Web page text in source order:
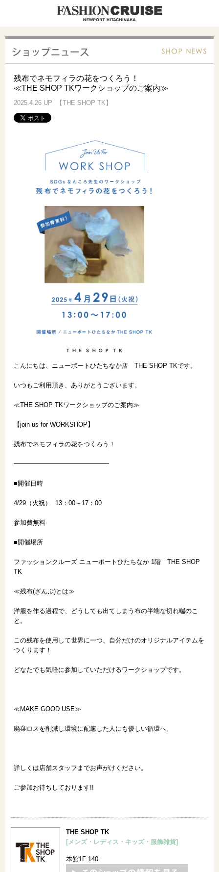
残布でネモフィラの花をつくろう！
≪THE SHOP TKワークショップのご案内≫
2025.4.26 UP 【THE SHOP TK】
こんにちは、ニューポートひたちなか店 THE SHOP TKです。
いつもご利用頂き、ありがとうございます。
≪THE SHOP TKワークショップのご案内≫
【join us for WORKSHOP】
残布でネモフィラの花をつくろう！
━━━━━━━━━━━━━━━
■開催日時
4/29（火祝） 13：00～17：00
参加費無料
■開催場所
ファッションクルーズ ニューポートひたちなか 1階 THE SHOP
TK
≪残布(ざんぷ)とは≫
洋服を作る過程で、どうしても出てしまう布の半端な切れ端のこ
と。
この残布を使用して世界に一つ、自分だけのオリジナルアイテムを
つくります！
どなたでも気軽に参加していただけるワークショップです。
≪MAKE GOOD USE≫
廃棄ロスを削減し環境に配慮した人にも優しい循環へ。
詳しくは店舗スタッフまでお声がけください。
ご参加お待ちしております!!
THE SHOP TK
[メンズ・レディス・キッズ・服飾雑貨]
本館1F 140